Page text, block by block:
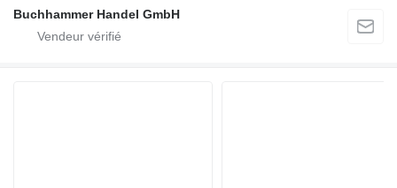
Buchhammer Handel GmbH